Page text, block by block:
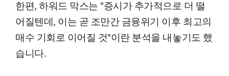
한편, 하워드 막스는 "증시가 추가적으로 더 떨
어질텐데, 이는 곧 조만간 금융위기 이후 최고의
매수 기회로 이어질 것"이란 분석을 내놓기도 했
습니다.